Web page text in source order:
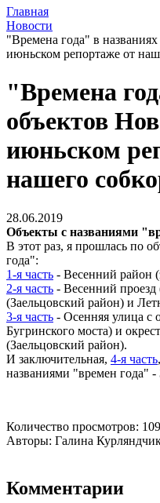
Главная
Новости
"Времена года" в
июньском репортаже от
"Времена
объектов
июньском
нашего
28.06.2019
Объекты с названиями
В этот раз, я прошлась по
года":
1-я часть - Весенний район
2-я часть - Весенний проезд
(Заельцовский район) и
3-я часть - Осенняя улица с
Бугринского моста) и
(Заельцовский район).
И заключительная, 4-я часть
названиями "времен года"
Количество просмотров:
Авторы: Галина
Комментарии